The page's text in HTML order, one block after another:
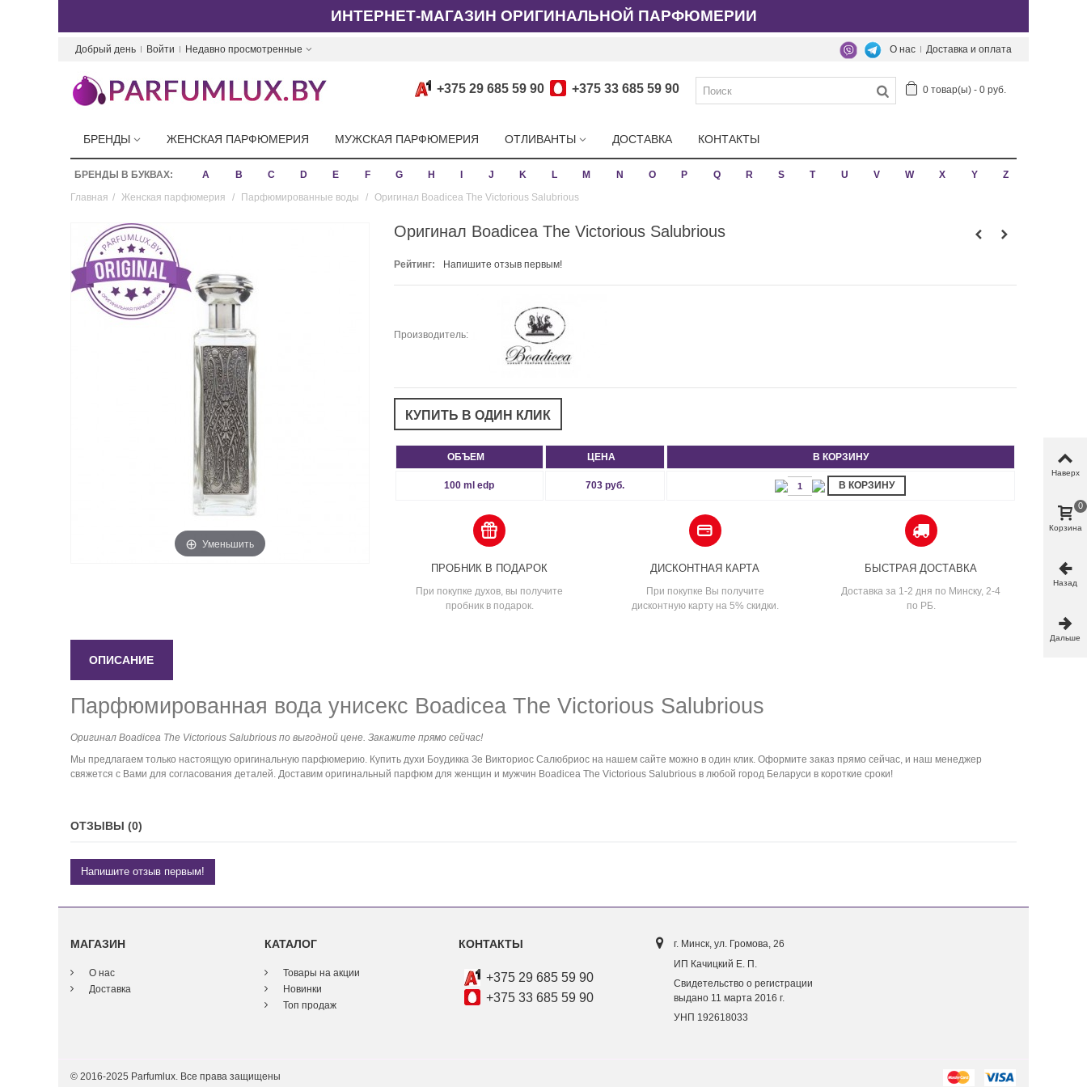
ИНТЕРНЕТ-МАГАЗИН ОРИГИНАЛЬНОЙ ПАРФЮМЕРИИ
Добрый день Войти Недавно просмотренные Доставка и оплата
О нас
0 товар(ы) - 0 руб.
+375 29 685 59 90 +375 33 685 59 90
БРЕНДЫ ЖЕНСКАЯ ПАРФЮМЕРИЯ МУЖСКАЯ ПАРФЮМЕРИЯ ОТЛИВАНТЫ ДОСТАВКА КОНТАКТЫ
БРЕНДЫ В БУКВАХ: A B C D E F G H J K L M N O P Q R S T U V W X Y
Z
Главная / Женская парфюмерия / Парфюмированные воды / Оригинал Boadicea The Victorious Salubrious
Уменьшить
Оригинал Boadicea The Victorious Salubrious
Рейтинг: Напишите отзыв первым!
Производитель:
ОБЪЕМ ЦЕНА В КОРЗИНУ
100 ml edp 703 руб. В КОРЗИНУ
ПРОБНИК В ПОДАРОК
При покупке духов, вы получите
пробник в подарок.
ДИСКОНТНАЯ КАРТА
При покупке Вы получите
дисконтную карту на 5% скидки.
БЫСТРАЯ ДОСТАВКА
Доставка за 1-2 дня по Минску, 2-4
по РБ.
ОПИСАНИЕ
Парфюмированная вода унисекс Boadicea The Victorious Salubrious
Оригинал Boadicea The Victorious Salubrious по выгодной цене. Закажите прямо сейчас!
Мы предлагаем только настоящую оригинальную парфюмерию. Купить духи Боудикка Зе Викториос Салюбриос на нашем сайте можно в один клик. Оформите заказ прямо сейчас, и наш менеджер
свяжется с Вами для согласования деталей. Доставим оригинальный парфюм для женщин и мужчин Boadicea The Victorious Salubrious в любой город Беларуси в короткие сроки!
ОТЗЫВЫ (0)
Напишите отзыв первым!
МАГАЗИН
О нас
Доставка
КАТАЛОГ
Товары на акции
Новинки
Топ продаж
КОНТАКТЫ
+375 29 685 59 90
+375 33 685 59 90
г. Минск, ул. Громова, 26
ИП Качицкий Е. П.
Свидетельство о регистрации
выдано 11 марта 2016 г.
УНП 192618033
© 2016-2025 Parfumlux. Все права защищены
Наверх
Корзина
0
Назад
Дальше